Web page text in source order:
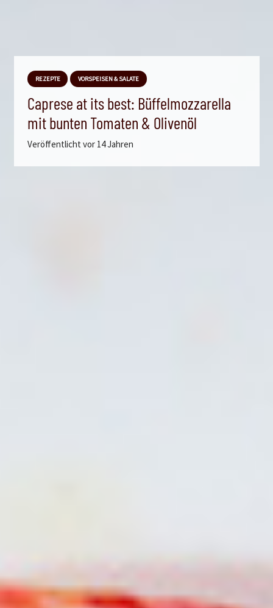
REZEPTE VORSPEISEN & SALATE
Caprese at its best: Büffelmozzarella
mit bunten Tomaten & Olivenöl
Veröffentlicht vor 14 Jahren